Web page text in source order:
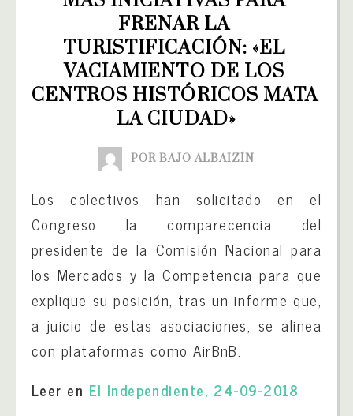
FRENAR LA
TURISTIFICACIÓN: «EL
VACIAMIENTO DE LOS
CENTROS HISTÓRICOS MATA
LA CIUDAD»
POR BAJO ALBAIZÍN
Los colectivos han solicitado en el
Congreso la comparecencia del
presidente de la Comisión Nacional para
los Mercados y la Competencia para que
explique su posición, tras un informe que,
a juicio de estas asociaciones, se alinea
con plataformas como AirBnB.
Leer en El Independiente, 24-09-2018